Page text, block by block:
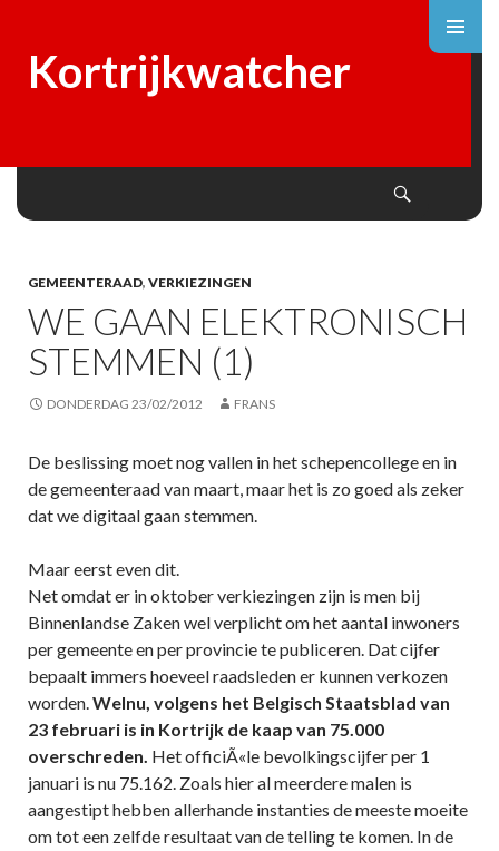
Kortrijkwatcher
GEMEENTERAAD, VERKIEZINGEN
WE GAAN ELEKTRONISCH
STEMMEN (1)
DONDERDAG 23/02/2012 FRANS
De beslissing moet nog vallen in het schepencollege en in
de gemeenteraad van maart, maar het is zo goed als zeker
dat we digitaal gaan stemmen.
Maar eerst even dit.
Net omdat er in oktober verkiezingen zijn is men bij
Binnenlandse Zaken wel verplicht om het aantal inwoners
per gemeente en per provincie te publiceren. Dat cijfer
bepaalt immers hoeveel raadsleden er kunnen verkozen
worden.Welnu, volgens het Belgisch Staatsblad van
23 februari is in Kortrijk de kaap van 75.000
overschreden. Het officiÃ«le bevolkingscijfer per 1
januari is nu 75.162. Zoals hier al meerdere malen is
aangestipt hebben allerhande instanties de meeste moeite
om tot een zelfde resultaat van de telling te komen. In de